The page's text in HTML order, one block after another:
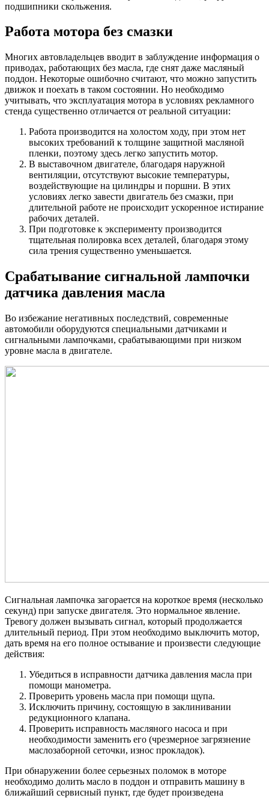
подшипники скольжения.
Работа мотора без смазки
Многих автовладельцев вводит в заблуждение информация о
приводах, работающих без масла, где снят даже масляный
поддон. Некоторые ошибочно считают, что можно запустить
движок и поехать в таком состоянии. Но необходимо
учитывать, что эксплуатация мотора в условиях рекламного
стенда существенно отличается от реальной ситуации:
Работа производится на холостом ходу, при этом нет
высоких требований к толщине защитной масляной
пленки, поэтому здесь легко запустить мотор.
В выставочном двигателе, благодаря наружной
вентиляции, отсутствуют высокие температуры,
воздействующие на цилиндры и поршни. В этих
условиях легко завести двигатель без смазки, при
длительной работе не происходит ускоренное истирание
рабочих деталей.
При подготовке к эксперименту производится
тщательная полировка всех деталей, благодаря этому
сила трения существенно уменьшается.
Срабатывание сигнальной лампочки
датчика давления масла
Во избежание негативных последствий, современные
автомобили оборудуются специальными датчиками и
сигнальными лампочками, срабатывающими при низком
уровне масла в двигателе.
Сигнальная лампочка загорается на короткое время (несколько
секунд) при запуске двигателя. Это нормальное явление.
Тревогу должен вызывать сигнал, который продолжается
длительный период. При этом необходимо выключить мотор,
дать время на его полное остывание и произвести следующие
действия:
Убедиться в исправности датчика давления масла при
помощи манометра.
Проверить уровень масла при помощи щупа.
Исключить причину, состоящую в заклинивании
редукционного клапана.
Проверить исправность масляного насоса и при
необходимости заменить его (чрезмерное загрязнение
маслозаборной сеточки, износ прокладок).
При обнаружении более серьезных поломок в моторе
необходимо долить масло в поддон и отправить машину в
ближайший сервисный пункт, где будет произведена